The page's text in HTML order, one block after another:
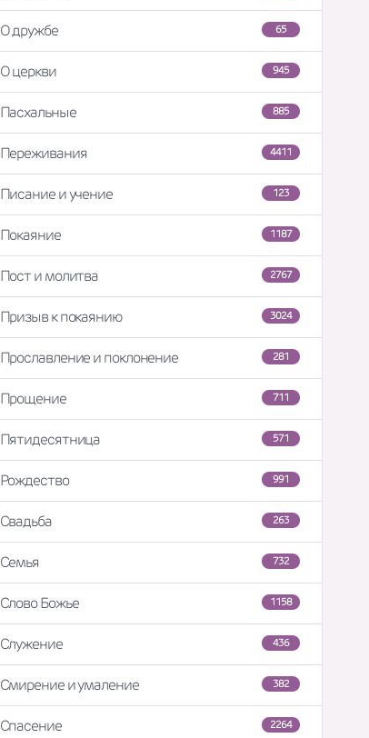
65
О дружбе
945
О церкви
885
Пасхальные
4411
Переживания
123
Писание и учение
1187
Покаяние
2767
Пост и молитва
3024
Призыв к покаянию
281
Прославление и поклонение
711
Прощение
571
Пятидесятница
991
Рождество
263
Свадьба
732
Семья
1158
Слово Божье
436
Служение
382
Смирение и умаление
2264
Спасение